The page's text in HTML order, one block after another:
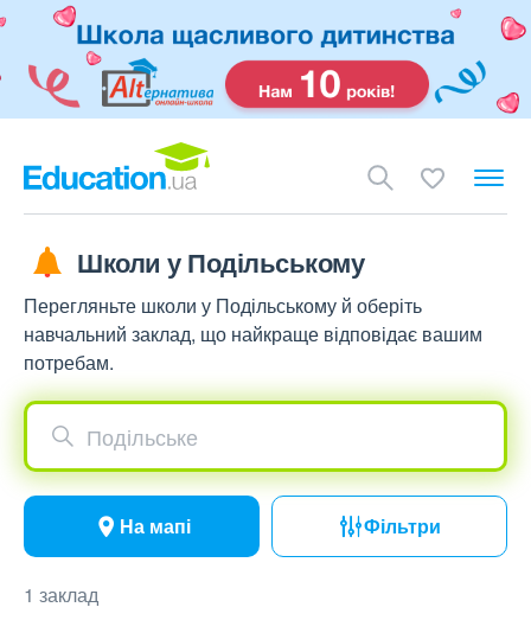
Школи у Подільському
Перегляньте школи у Подільському й оберіть
навчальний заклад, що найкраще відповідає вашим
потребам.
Подільське
На мапі Фільтри
1 заклад